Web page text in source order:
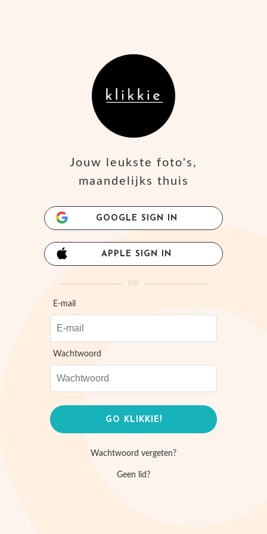
Jouw leukste foto's,
maandelijks thuis
GOOGLE SIGN IN
APPLE SIGN IN
OR
E-mail
Wachtwoord
Wachtwoord vergeten?
Geen lid?